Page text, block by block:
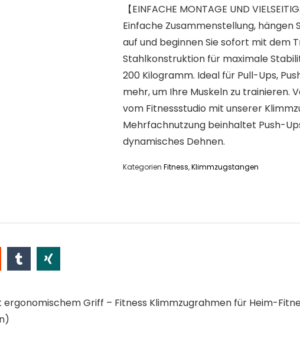
【EINFACHE MONTAGE UND
Einfache Zusammenstellung, hängen
auf und beginnen Sie sofort mit dem
Stahlkonstruktion für maximale
200 Kilogramm. Ideal für Pull-Ups,
mehr, um Ihre Muskeln zu trainieren.
vom Fitnessstudio mit unserer
Mehrfachnutzung beinhaltet Push-
dynamisches Dehnen.
Kategorien Fitness,Klimmzugstangen
ergonomischem Griff – Fitness Klimmzugrahmen für Heim-